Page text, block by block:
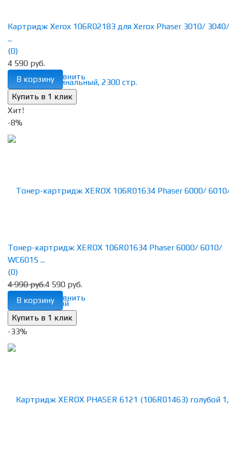
избранное сравнить
Картридж Xerox 106R02183 для Xerox Phaser 3010/
...
(0)
4 590 руб.
В корзину
Хит!
-8%
избранное сравнить
Тонер-картридж XEROX 106R01634 Phaser 6000/ 6010/
WC6015 ...
(0)
4 990 руб.4 590 руб.
В корзину
-33%